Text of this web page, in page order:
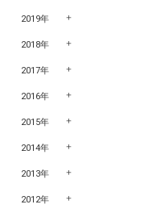
2019年
2018年
2017年
2016年
2015年
2014年
2013年
2012年